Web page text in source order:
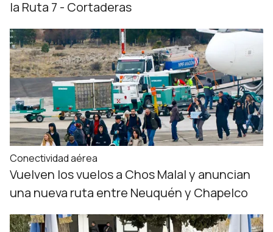
la Ruta 7 - Cortaderas
Conectividad aérea
Vuelven los vuelos a Chos Malal y anuncian
una nueva ruta entre Neuquén y Chapelco